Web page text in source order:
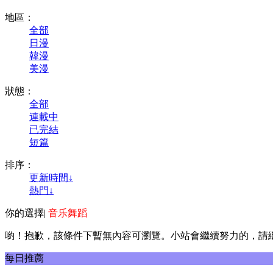
地區：
全部
日漫
韓漫
美漫
狀態：
全部
連載中
已完結
短篇
排序：
更新時間↓
熱門↓
你的選擇| 音乐舞蹈
喲！抱歉，該條件下暫無內容可瀏覽。小站會繼續努力的，請
每日推薦